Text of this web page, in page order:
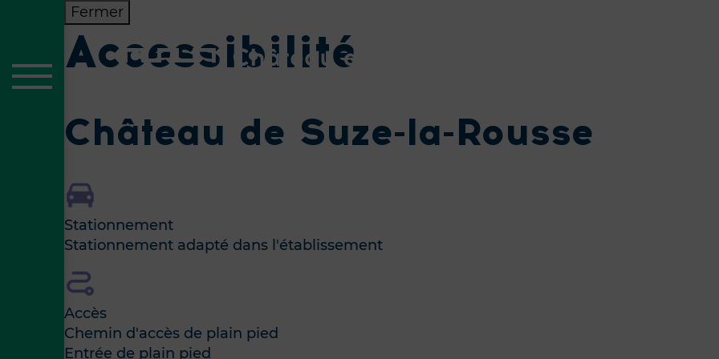
Fermer
Accessibilité
Château de Suze-la-Rousse
Stationnement
Stationnement adapté dans l'établissement
Accès
Chemin d'accès de plain pied
Entrée de plain pied